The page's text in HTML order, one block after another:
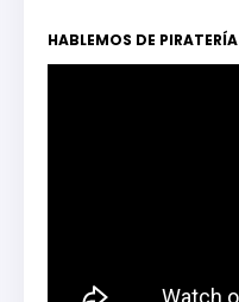
HABLEMOS DE PIRATERÍA